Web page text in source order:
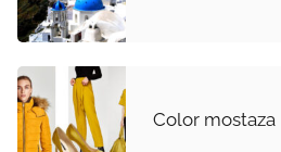
Color mostaza